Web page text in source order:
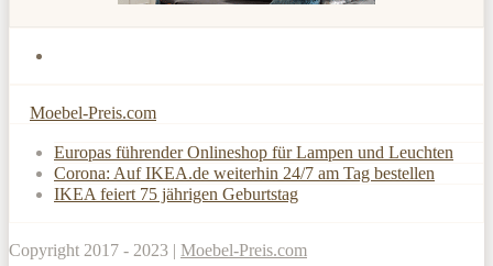
Moebel-Preis.com
Europas führender Onlineshop für Lampen und Leuchten
Corona: Auf IKEA.de weiterhin 24/7 am Tag bestellen
IKEA feiert 75 jährigen Geburtstag
Copyright 2017 - 2023 | Moebel-Preis.com